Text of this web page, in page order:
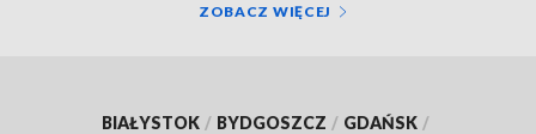
ZOBACZ WIĘCEJ
BIAŁYSTOK / BYDGOSZCZ / GDAŃSK /